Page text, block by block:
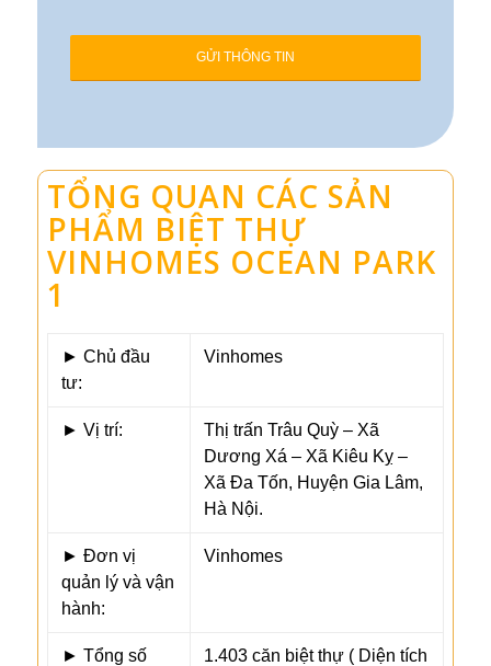
TỔNG QUAN CÁC SẢN
PHẨM BIỆT THỰ
VINHOMES OCEAN PARK
1
► Chủ đầu
tư:
Vinhomes
► Vị trí:
Thị trấn Trâu Quỳ – Xã
Dương Xá – Xã Kiêu Kỵ –
Xã Đa Tốn, Huyện Gia Lâm,
Hà Nội.
► Đơn vị
quản lý và vận
hành:
Vinhomes
► Tổng số
1.403 căn biệt thự ( Diện tích